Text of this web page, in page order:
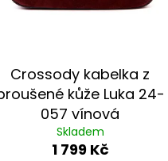
Crossody kabelka z
kůže Luka 24-
057 vínová
Skladem
1 799 Kč